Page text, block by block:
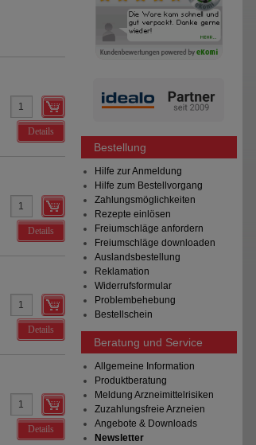
Details
Details
Details
Details
Bestellung
Hilfe zur Anmeldung
Hilfe zum Bestellvorgang
Zahlungsmöglichkeiten
Rezepte einlösen
Freiumschläge anfordern
Freiumschläge downloaden
Auslandsbestellung
Reklamation
Widerrufsformular
Problembehebung
Bestellschein
Beratung und Service
Allgemeine Information
Produktberatung
Meldung Arzneimittelrisiken
Zuzahlungsfreie Arzneien
Angebote & Downloads
Newsletter